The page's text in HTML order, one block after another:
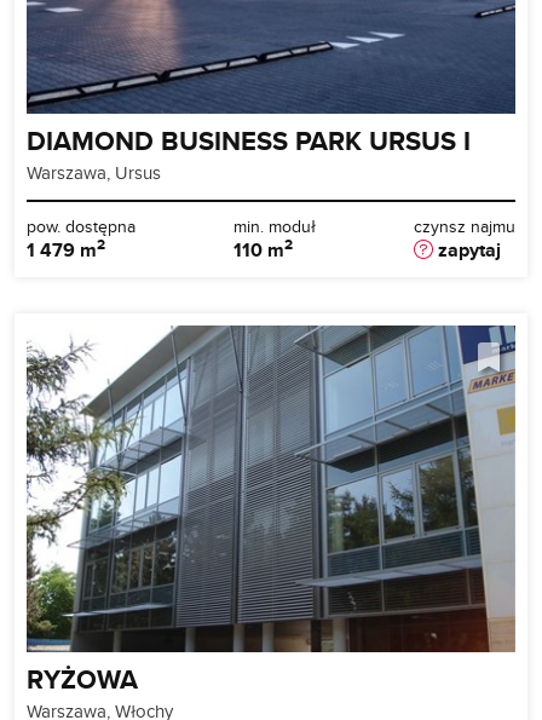
DIAMOND BUSINESS PARK URSUS I
Warszawa, Ursus
pow. dostępna
1 479 m2
min. moduł
110 m2
czynsz najmu
zapytaj
RYŻOWA
Warszawa, Włochy